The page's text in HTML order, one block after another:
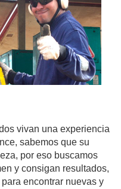
vivan una experiencia
sabemos que su
por eso buscamos
y consigan resultados,
encontrar nuevas y